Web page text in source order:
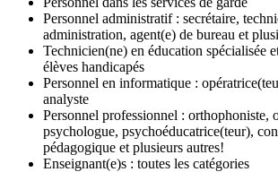
Personnel administratif : secrétaire,
administration, agent(e) de bureau et
Technicien(ne) en éducation spécialisée
élèves handicapés
Personnel en informatique :
analyste
Personnel professionnel : orthophoniste,
psychologue, psychoéducatrice(teur),
pédagogique et plusieurs autres!
Enseignant(e)s : toutes les catégories